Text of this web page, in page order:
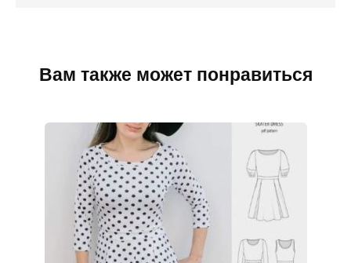
Вам также может понравиться